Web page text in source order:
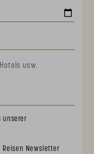
unserer
Newsletter